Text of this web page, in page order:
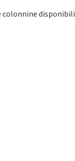
colonnine disponibili